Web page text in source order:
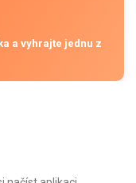
a vyhrajte jednu z